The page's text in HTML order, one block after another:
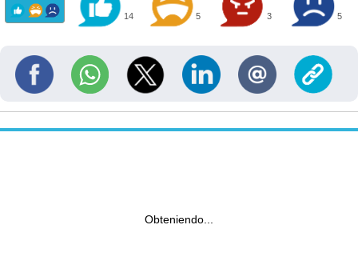
14 5 3 5
Obteniendo...